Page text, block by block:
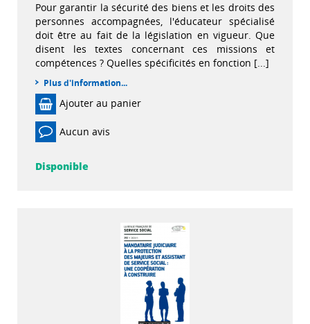
Pour garantir la sécurité des biens et les droits des
personnes accompagnées, l'éducateur spécialisé
doit être au fait de la législation en vigueur. Que
disent les textes concernant ces missions et
compétences ? Quelles spécificités en fonction [...]
Plus d'information...
Ajouter au panier
Aucun avis
Disponible